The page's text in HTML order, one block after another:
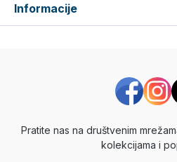
Informacije
Pratite nas na društvenim
kolekcijama i